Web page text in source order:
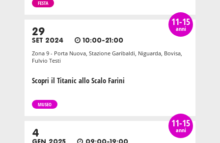
FESTA
11-15
anni
29
SET 2024 10:00-21:00
Zona 9 - Porta Nuova, Stazione Garibaldi, Niguarda, Bovisa,
Fulvio Testi
Scopri il Titanic allo Scalo Farini
MUSEO
11-15
anni
4